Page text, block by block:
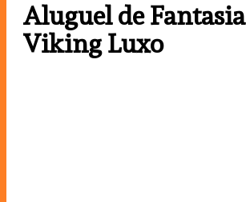
Aluguel de Fantasia
Viking Luxo